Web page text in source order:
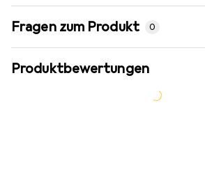
Fragen zum Produkt 0
Produktbewertungen